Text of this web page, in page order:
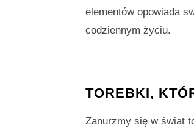
elementów opowiada
codziennym życiu.
TOREBKI,
Zanurzmy się w świat